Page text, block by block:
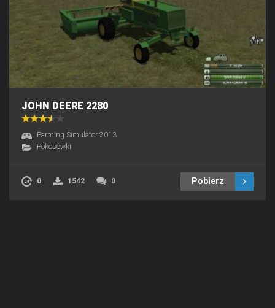
JOHN DEERE 2280
Farming Simulator 2013
Pokosówki
0 1542 0 Pobierz